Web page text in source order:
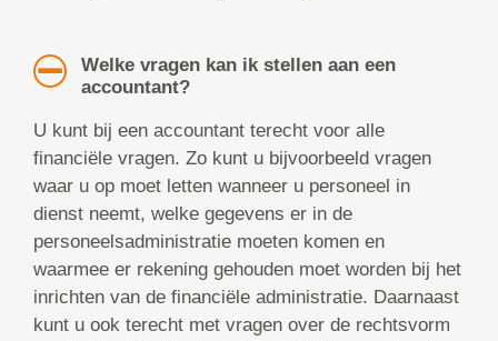
Welke vragen kan ik stellen aan een
accountant?
U kunt bij een accountant terecht voor alle
financiële vragen. Zo kunt u bijvoorbeeld vragen
waar u op moet letten wanneer u personeel in
dienst neemt, welke gegevens er in de
personeelsadministratie moeten komen en
waarmee er rekening gehouden moet worden bij het
inrichten van de financiële administratie. Daarnaast
kunt u ook terecht met vragen over de rechtsvorm